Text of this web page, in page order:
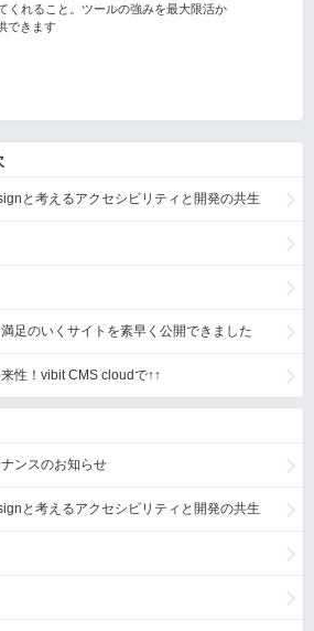
くれること。ツールの強みを最大限活か
できます
と考えるアクセシビリティと開発の共生
足のいくサイトを素早く公開できました
性！vibit CMS cloudで↑↑
ンスのお知らせ
と考えるアクセシビリティと開発の共生